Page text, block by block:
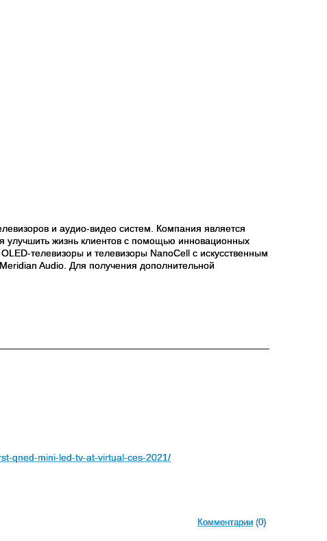
и аудио-видео систем. Компания является
улучшить жизнь клиентов с помощью инновационных
OLED-телевизоры и телевизоры NanoCell с искусственным
Meridian Audio. Для получения дополнительной
qned-mini-led-tv-at-virtual-ces-2021/
Комментарии (0)